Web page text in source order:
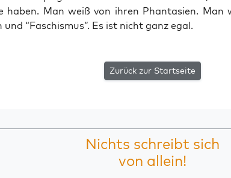
haben. Man weiß von ihren Phan­ta­sien. Man
und “Faschis­mus”. Es ist nicht ganz egal.
Zurück zur Startseite
Nichts schreibt sich
von allein!